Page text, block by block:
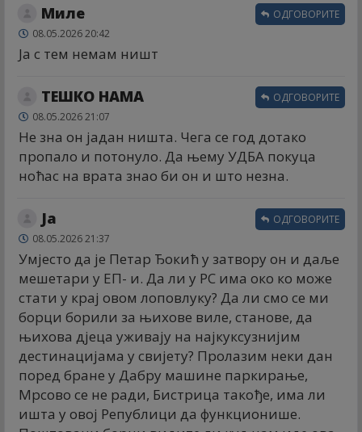
Миле
08.05.2026 20:42
Ја с тем немам ништ
ОДГОВОРИТЕ
ТЕШКО НАМА
08.05.2026 21:07
Не зна он јадан ништа. Чега се год дотако
пропало и потонуло. Да њему УДБА покуца
ноћас на врата знао би он и што незна.
ОДГОВОРИТЕ
Ја
08.05.2026 21:37
Умјесто да је Петар Ђокић у затвору он и даље
мешетари у ЕП- и. Да ли у РС има око ко може
стати у крај овом лоповлуку? Да ли смо се ми
борци борили за њихове виле, станове, да
њихова дјеца уживају на најкуксузнијим
дестинацијама у свијету? Пролазим неки дан
поред бране у Дабру машине паркирање,
Мрсово се не ради, Бистрица такође, има ли
ишта у овој Републици да функционише.
ОДГОВОРИТЕ